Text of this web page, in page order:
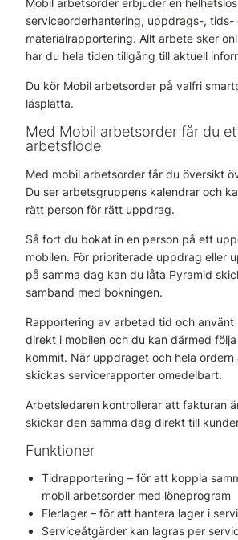
serviceorderhantering, uppdrags-, tids-
materialrapportering. Allt arbete sker
har du hela tiden tillgång till aktuell
Du kör Mobil arbetsorder på valfri
läsplatta.
Med Mobil arbetsorder får du
arbetsflöde
Med mobil arbetsorder får du översikt
Du ser arbetsgruppens kalendrar och
rätt person för rätt uppdrag.
Så fort du bokat in en person på ett
mobilen. För prioriterade uppdrag eller
på samma dag kan du låta Pyramid
samband med bokningen.
Rapportering av arbetad tid och använt
direkt i mobilen och du kan därmed
kommit. När uppdraget och hela ordern
skickas servicerapporter omedelbart.
Arbetsledaren kontrollerar att fakturan
skickar den samma dag direkt till
Funktioner
Tidrapportering – för att koppla
mobil arbetsorder med löneprogram
Flerlager – för att hantera lager i
Serviceåtgärder kan lagras per